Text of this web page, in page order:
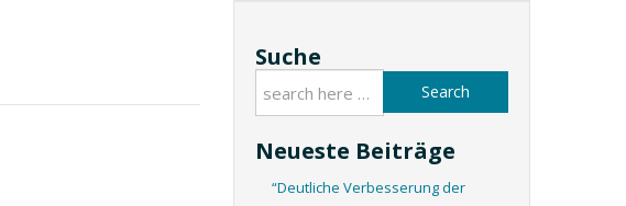
Suche
Search
Neueste Beiträge
“Deutliche Verbesserung der